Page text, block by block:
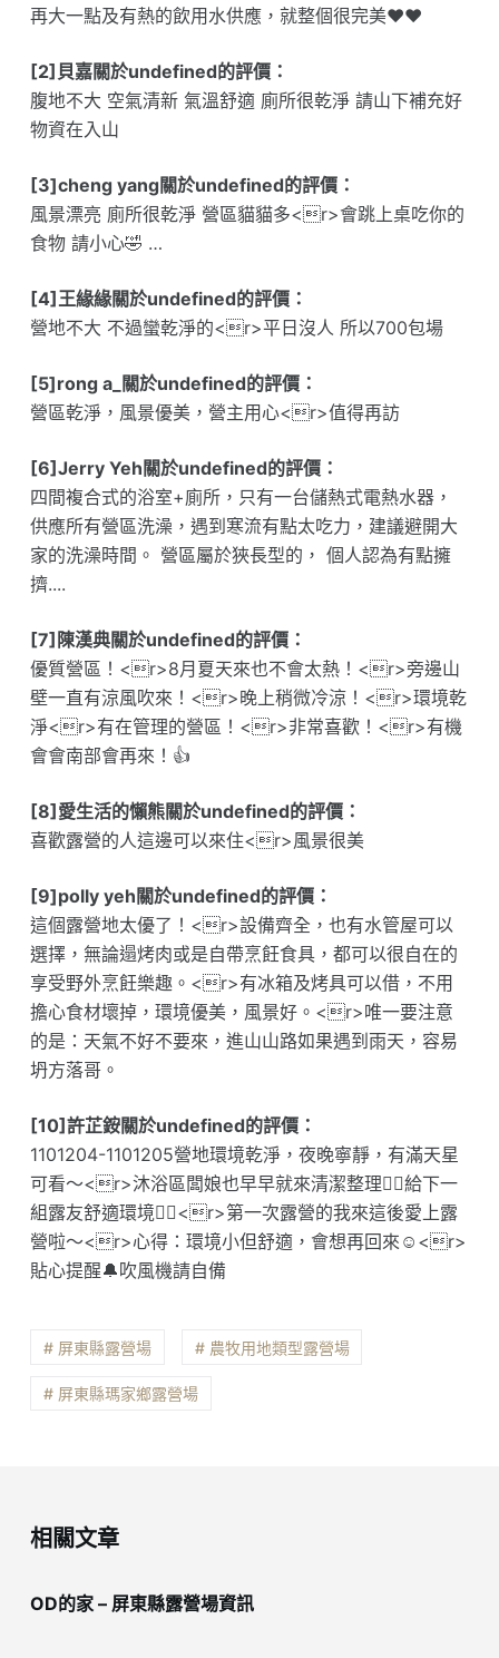
再大一點及有熱的飲用水供應，就整個很完美❤️❤️
[2]貝嘉關於undefined的評價：
腹地不大 空氣清新 氣溫舒適 廁所很乾淨 請山下補充好
物資在入山
[3]cheng yang關於undefined的評價：
風景漂亮 廁所很乾淨 營區貓貓多<r>會跳上桌吃你的
食物 請小心🤣 …
[4]王緣緣關於undefined的評價：
營地不大 不過蠻乾淨的<r>平日沒人 所以700包場
[5]rong a_關於undefined的評價：
營區乾淨，風景優美，營主用心<r>值得再訪
[6]Jerry Yeh關於undefined的評價：
四間複合式的浴室+廁所，只有一台儲熱式電熱水器，
供應所有營區洗澡，遇到寒流有點太吃力，建議避開大
家的洗澡時間。 營區屬於狹長型的， 個人認為有點擁
擠....
[7]陳漢典關於undefined的評價：
優質營區！<r>8月夏天來也不會太熱！<r>旁邊山
壁一直有涼風吹來！<r>晚上稍微冷涼！<r>環境乾
淨<r>有在管理的營區！<r>非常喜歡！<r>有機
會會南部會再來！👍
[8]愛生活的懶熊關於undefined的評價：
喜歡露營的人這邊可以來住<r>風景很美
[9]polly yeh關於undefined的評價：
這個露營地太優了！<r>設備齊全，也有水管屋可以
選擇，無論遢烤肉或是自帶烹飪食具，都可以很自在的
享受野外烹飪樂趣。<r>有冰箱及烤具可以借，不用
擔心食材壞掉，環境優美，風景好。<r>唯一要注意
的是：天氣不好不要來，進山山路如果遇到雨天，容易
坍方落哥。
[10]許芷銨關於undefined的評價：
1101204-1101205營地環境乾淨，夜晚寧靜，有滿天星
可看～<r>沐浴區闆娘也早早就來清潔整理👍🏻給下一
組露友舒適環境👍🏻<r>第一次露營的我來這後愛上露
營啦～<r>心得：環境小但舒適，會想再回來☺️<r>
貼心提醒🔔吹風機請自備
# 屏東縣露營場 # 農牧用地類型露營場
# 屏東縣瑪家鄉露營場
相關文章
OD的家 – 屏東縣露營場資訊